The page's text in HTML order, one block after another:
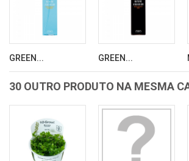
GREEN... GREEN...
30 OUTRO PRODUTO NA MESMA